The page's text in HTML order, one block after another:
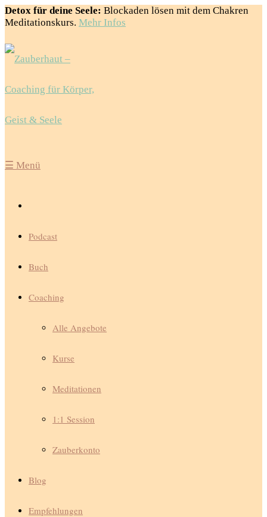
Detox für deine Seele: Blockaden lösen mit dem Chakren
Meditationskurs. Mehr Infos
☰ Menü
Podcast
Buch
Coaching
Alle Angebote
Kurse
Meditationen
1:1 Session
Zauberkonto
Blog
Empfehlungen